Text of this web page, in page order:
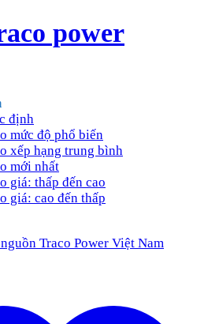
power
định
mức độ phổ biến
xếp hạng trung bình
mới nhất
giá: thấp đến cao
giá: cao đến thấp